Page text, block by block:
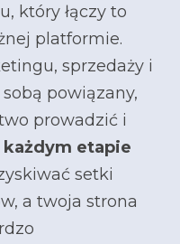
który łączy to
platformie.
sprzedaży i
powiązany,
prowadzić i
każdym etapie
setki
a twoja strona